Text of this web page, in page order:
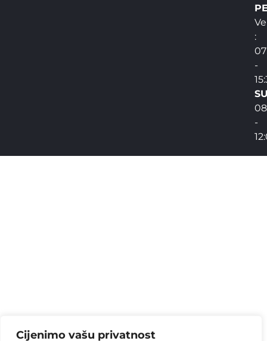
Cijenimo vašu privatnost
:
-
-